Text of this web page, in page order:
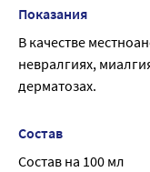
не более 3-4
Показания
В качестве
невралгиях,
дерматозах.
Состав
Состав на 100 мл